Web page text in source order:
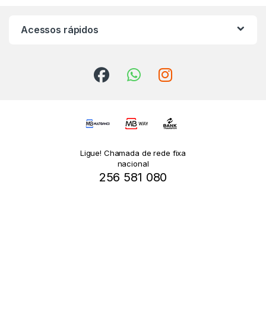
Acessos rápidos
Ligue! Chamada de rede fixa
nacional
256 581 080